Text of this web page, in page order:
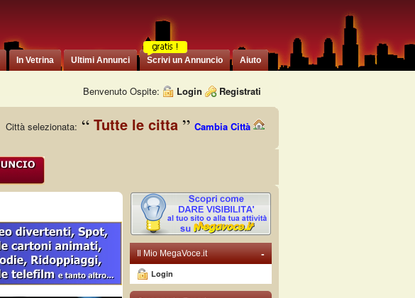
In Vetrina Ultimi Annunci Scrivi un Annuncio Aiuto
Benvenuto Ospite: Login Registrati
Città selezionata: Tutte le citta Cambia Città
-
Il Mio MegaVoce.it
Login